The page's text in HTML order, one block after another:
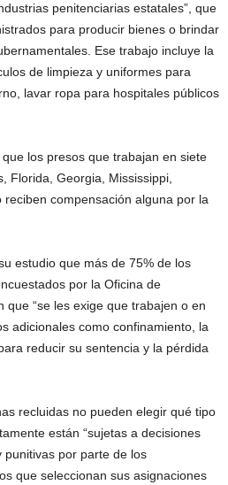
penitenciarias estatales”, que
para producir bienes o brindar
Ese trabajo incluye la
de limpieza y uniformes para
lavar ropa para hospitales públicos
los presos que trabajan en siete
Florida, Georgia, Mississippi,
reciben compensación alguna por la
estudio que más de 75% de los
por la Oficina de
que “se les exige que trabajen o en
adicionales como confinamiento, la
reducir su sentencia y la pérdida
recluidas no pueden elegir qué tipo
están “sujetas a decisiones
por parte de los
que seleccionan sus asignaciones